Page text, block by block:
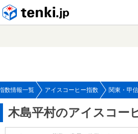
数情報一覧 アイスコーヒー指数 関東・甲
木島平村のアイスコー